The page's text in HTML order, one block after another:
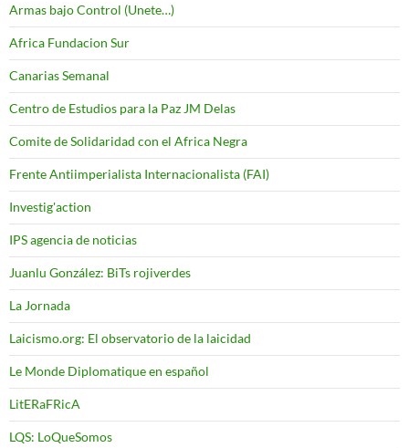
Armas bajo Control (Unete…)
Africa Fundacion Sur
Canarias Semanal
Centro de Estudios para la Paz JM Delas
Comite de Solidaridad con el Africa Negra
Frente Antiimperialista Internacionalista (FAI)
Investig'action
IPS agencia de noticias
Juanlu González: BiTs rojiverdes
La Jornada
Laicismo.org: El observatorio de la laicidad
Le Monde Diplomatique en español
LitERaFRicA
LQS: LoQueSomos